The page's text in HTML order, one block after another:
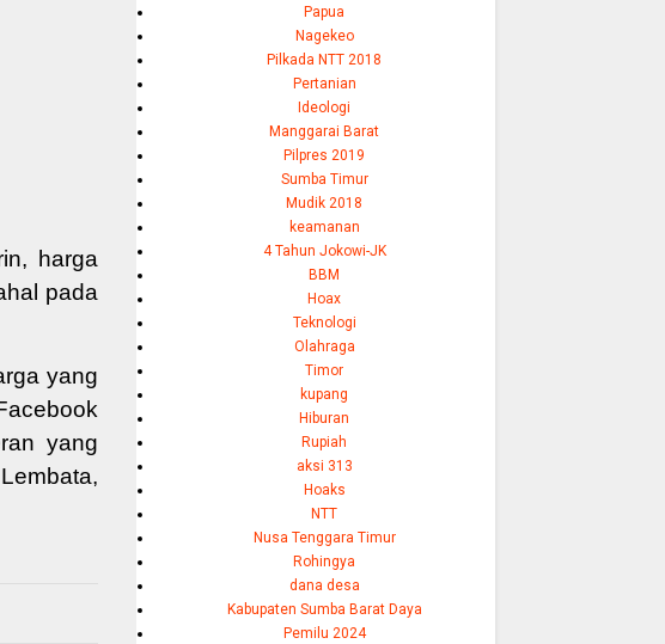
harga
pada
yang
yang
Papua
Nagekeo
Pilkada NTT 2018
Pertanian
Ideologi
Manggarai Barat
Pilpres 2019
Sumba Timur
Mudik 2018
keamanan
4 Tahun Jokowi-JK
BBM
Hoax
Teknologi
Olahraga
Timor
kupang
Hiburan
Rupiah
aksi 313
Hoaks
NTT
Nusa Tenggara Timur
Rohingya
dana desa
Kabupaten Sumba Barat Daya
Pemilu 2024